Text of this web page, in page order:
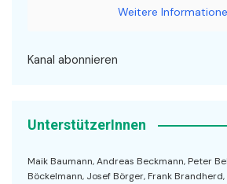
Weitere
Kanal abonnieren
UnterstützerInnen
Maik Baumann, Andreas Beckmann, Peter
Böckelmann, Josef Börger, Frank